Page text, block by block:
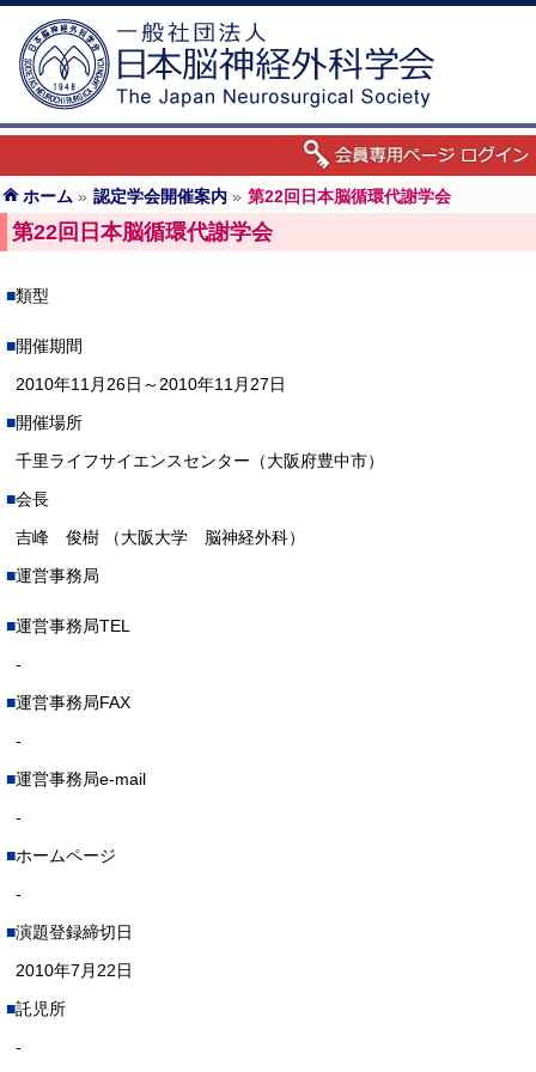
ホーム » 認定学会開催案内 » 第22回日本脳循環代謝学会
第22回日本脳循環代謝学会
類型
開催期間
2010年11月26日～2010年11月27日
開催場所
千里ライフサイエンスセンター（大阪府豊中市）
会長
吉峰 俊樹 （大阪大学 脳神経外科）
運営事務局
運営事務局TEL
-
運営事務局FAX
-
運営事務局e-mail
-
ホームページ
-
演題登録締切日
2010年7月22日
託児所
-